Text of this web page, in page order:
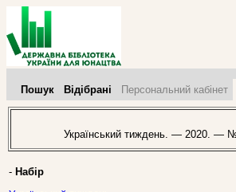
Пошук Відібрані Персональний кабінет
Український тиждень. — 2020. —
- Набір